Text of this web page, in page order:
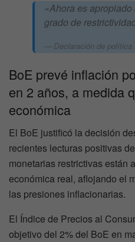
«Ahora es
grado de
Declaración de política
BoE prevé inflación
en 2 años, a medida
económica
El BoE justificó la decisión
recientes lecturas positivas
monetarias restrictivas están
económica real, aflojando el
las presiones inflacionarias.
El Índice de Precios al
objetivo del 2% del BoE en